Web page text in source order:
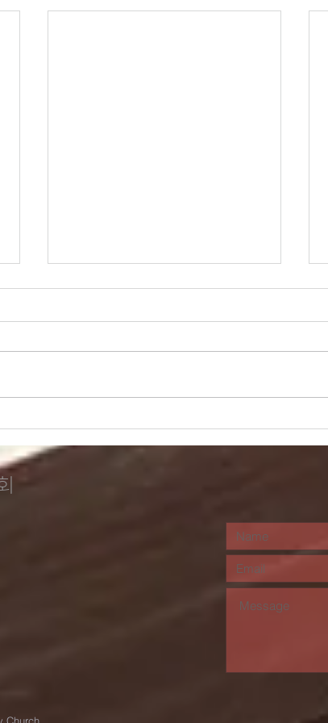
시를 잊은 성도에게 - 예전
엔 미처 몰랐어요 / 김소월